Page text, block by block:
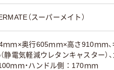
（スーパーメイト）
ｍｍ×奥行605ｍｍ×高さ910ｍｍ
静電気軽減ウレタンキャスター）
ｍｍ・ハンドル側：170ｍｍ